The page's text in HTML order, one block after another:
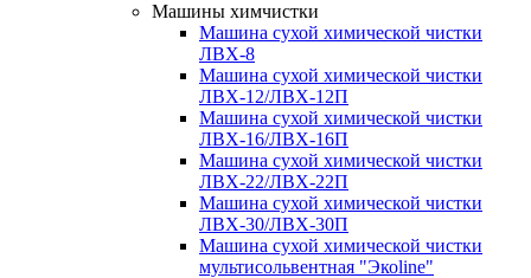
Машины химчистки
Машина сухой химической чистки
ЛВХ-8
Машина сухой химической чистки
ЛВХ-12/ЛВХ-12П
Машина сухой химической чистки
ЛВХ-16/ЛВХ-16П
Машина сухой химической чистки
ЛВХ-22/ЛВХ-22П
Машина сухой химической чистки
ЛВХ-30/ЛВХ-30П
Машина сухой химической чистки
мультисольвентная "Экоline"